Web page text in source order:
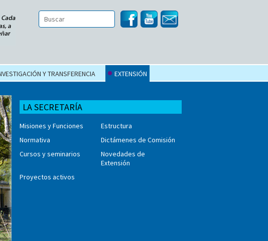
Y TRANSFERENCIA EXTENSIÓN
LA SECRETARÍA
Misiones y Funciones
Estructura
Normativa
Dictámenes de Comisión
Cursos y seminarios
Novedades de
Extensión
Proyectos activos